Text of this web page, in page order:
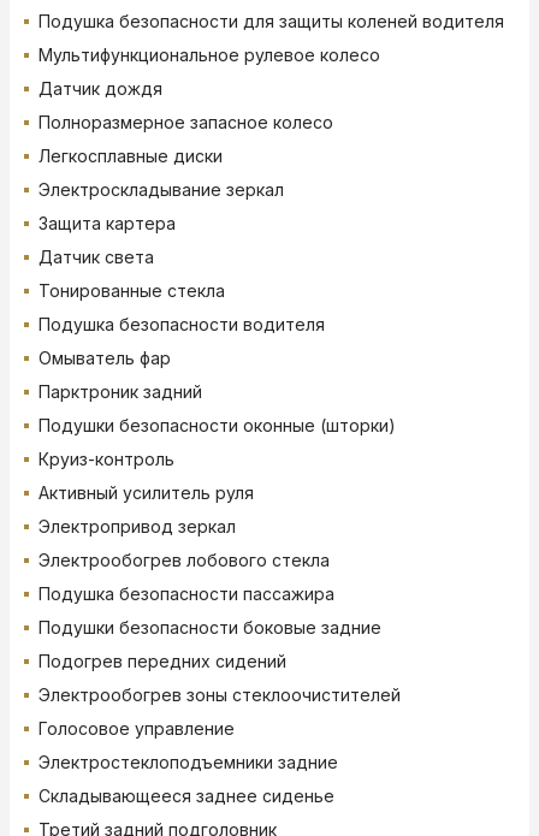
Подушка безопасности для защиты коленей водителя
Мультифункциональное рулевое колесо
Датчик дождя
Полноразмерное запасное колесо
Легкосплавные диски
Электроскладывание зеркал
Защита картера
Датчик света
Тонированные стекла
Подушка безопасности водителя
Омыватель фар
Парктроник задний
Подушки безопасности оконные (шторки)
Круиз-контроль
Активный усилитель руля
Электропривод зеркал
Электрообогрев лобового стекла
Подушка безопасности пассажира
Подушки безопасности боковые задние
Подогрев передних сидений
Электрообогрев зоны стеклоочистителей
Голосовое управление
Электростеклоподъемники задние
Складывающееся заднее сиденье
Третий задний подголовник